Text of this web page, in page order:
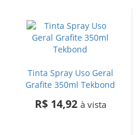
Tinta Spray Uso Geral
Grafite 350ml Tekbond
R$ 14,92 à vista